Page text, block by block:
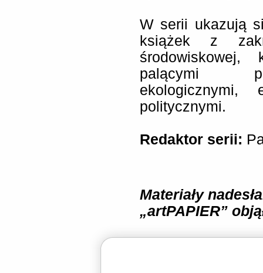
W serii ukazują
książek z
palącymi
ekologicznymi,
politycznymi.
Redaktor serii:
Materiały
„artPAPIER”